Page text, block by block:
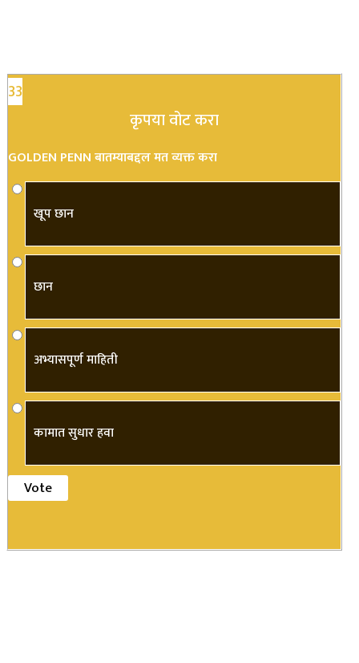
33
कृपया वोट करा
GOLDEN PENN बातम्याबद्दल मत व्यक्त करा
खूप छान
छान
अभ्यासपूर्ण माहिती
कामात सुधार हवा